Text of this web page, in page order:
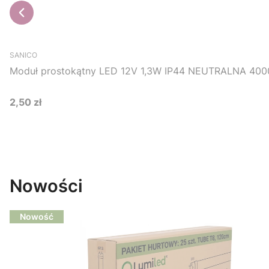
SANICO
Moduł prostokątny LED 12V 1,3W IP44 NEUTRALNA
Cena
2,50 zł
Nowości
Nowość